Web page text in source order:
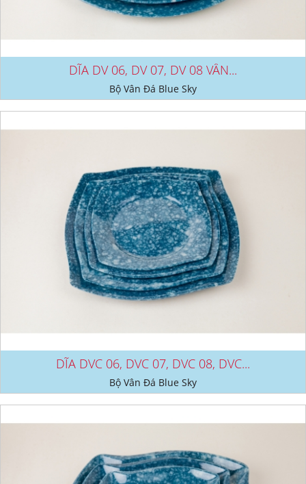
DĨA DV 06, DV 07, DV 08 VÂN...
Bộ Vân Đá Blue Sky
DĨA DVC 06, DVC 07, DVC 08, DVC...
Bộ Vân Đá Blue Sky